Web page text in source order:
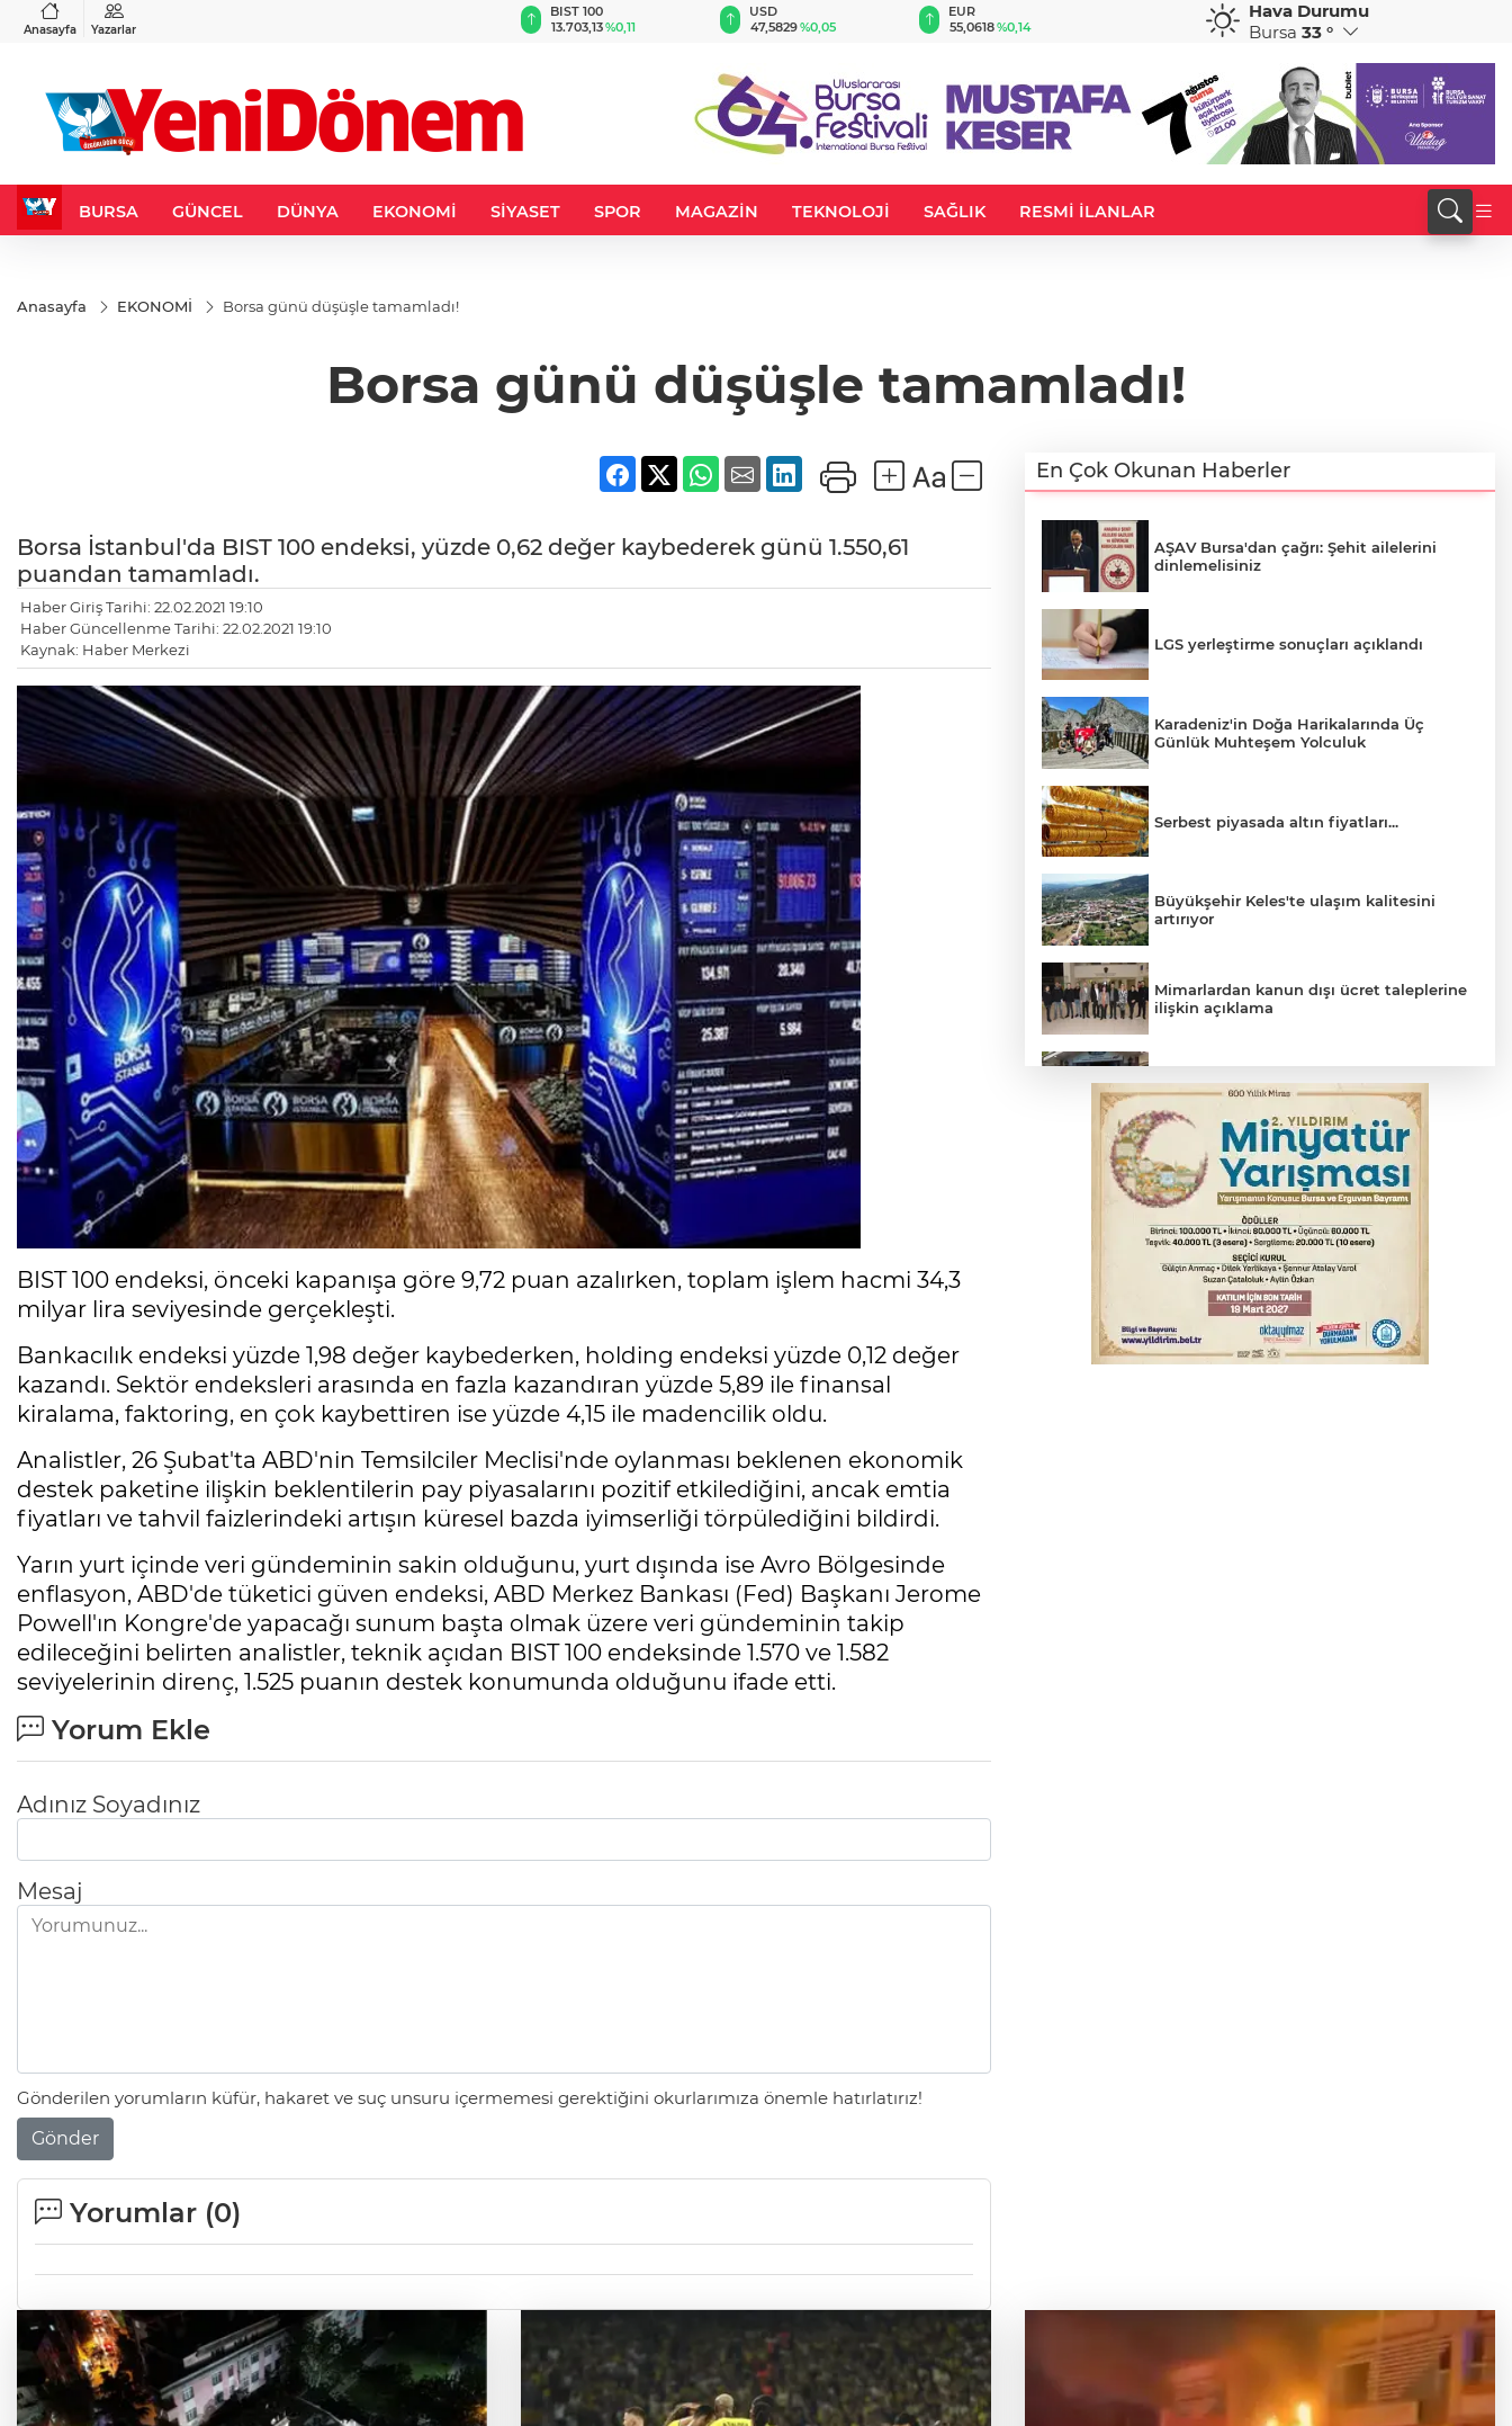
Anasayfa Yazarlar
%0,37
BIST 100
13.703,13%0,11
USD
47,5829%0,05
EUR
55,0618%0,14 %0,16
CHF
58,9335
Hava Durumu
Bursa 33 °
BURSA GÜNCEL DÜNYA EKONOMİ SİYASET SPOR MAGAZİN TEKNOLOJİ SAĞLIK RESMİ İLANLAR
Anasayfa EKONOMİ Borsa günü düşüşle tamamladı!
Borsa günü düşüşle tamamladı!
Borsa İstanbul'da BIST 100 endeksi, yüzde 0,62 değer kaybederek günü 1.550,61
puandan tamamladı.
Haber Giriş Tarihi: 22.02.2021 19:10
Haber Güncellenme Tarihi: 22.02.2021 19:10
Kaynak: Haber Merkezi
BIST 100 endeksi, önceki kapanışa göre 9,72 puan azalırken, toplam işlem hacmi 34,3
milyar lira seviyesinde gerçekleşti.
Bankacılık endeksi yüzde 1,98 değer kaybederken, holding endeksi yüzde 0,12 değer
kazandı. Sektör endeksleri arasında en fazla kazandıran yüzde 5,89 ile finansal
kiralama, faktoring, en çok kaybettiren ise yüzde 4,15 ile madencilik oldu.
Analistler, 26 Şubat'ta ABD'nin Temsilciler Meclisi'nde oylanması beklenen ekonomik
destek paketine ilişkin beklentilerin pay piyasalarını pozitif etkilediğini, ancak emtia
fiyatları ve tahvil faizlerindeki artışın küresel bazda iyimserliği törpülediğini bildirdi.
Yarın yurt içinde veri gündeminin sakin olduğunu, yurt dışında ise Avro Bölgesinde
enflasyon, ABD'de tüketici güven endeksi, ABD Merkez Bankası (Fed) Başkanı Jerome
Powell'ın Kongre'de yapacağı sunum başta olmak üzere veri gündeminin takip
edileceğini belirten analistler, teknik açıdan BIST 100 endeksinde 1.570 ve 1.582
seviyelerinin direnç, 1.525 puanın destek konumunda olduğunu ifade etti.
Yorum Ekle
Adınız Soyadınız
Mesaj
Gönderilen yorumların küfür, hakaret ve suç unsuru içermemesi gerektiğini okurlarımıza önemle hatırlatırız!
Gönder
Yorumlar (0)
En Çok Okunan Haberler
AŞAV Bursa'dan çağrı: Şehit ailelerini
dinlemelisiniz
LGS yerleştirme sonuçları açıklandı
Karadeniz'in Doğa Harikalarında Üç
Günlük Muhteşem Yolculuk
Serbest piyasada altın fiyatları...
Büyükşehir Keles'te ulaşım kalitesini
artırıyor
Mimarlardan kanun dışı ücret taleplerine
ilişkin açıklama
Başkan Aydın: Tüm imkanları sunuyoruz
Başkan Dalgıç: Denizler halkındır
Bursa’da bugün hava nasıl olacak?
Bursa'da kontrolden çıkan araç orta
refüje çıktı